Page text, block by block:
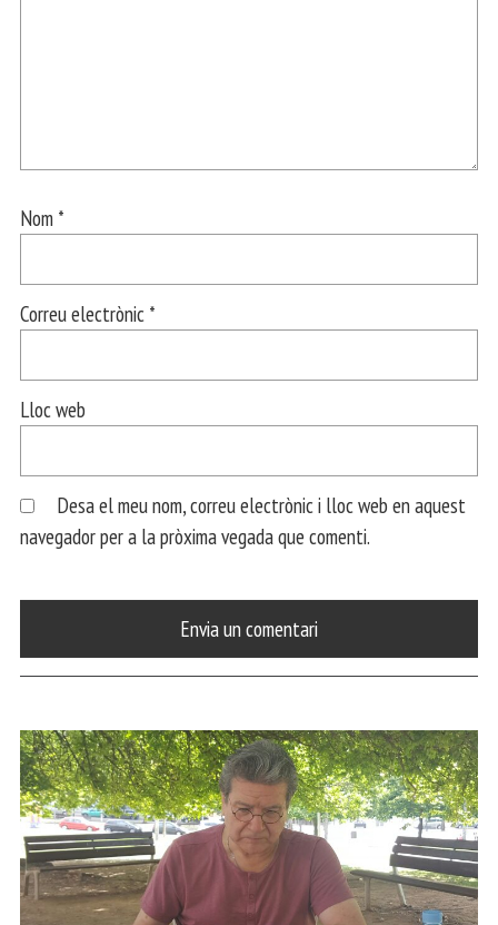
Nom *
Correu electrònic *
Lloc web
Desa el meu nom, correu electrònic i lloc web en aquest
navegador per a la pròxima vegada que comenti.